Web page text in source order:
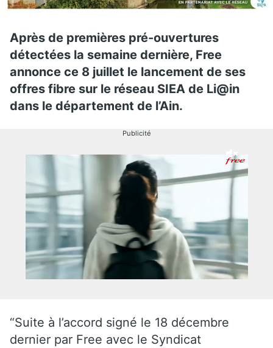
Après de premières pré-ouvertures
détectées la semaine dernière, Free
annonce ce 8 juillet le lancement de ses
offres fibre sur le réseau SIEA de Li@in
dans le département de l’Ain.
Publicité
“Suite à l’accord signé le 18 décembre
dernier par Free avec le Syndicat